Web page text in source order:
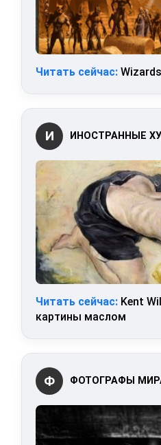
Читать сейчас:
И ИНОСТРАННЫЕ
Читать сейчас: Kent
картины маслом
Ф ФОТОГРАФЫ